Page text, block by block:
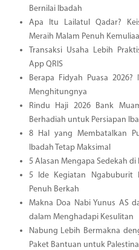
Bernilai Ibadah
Apa Itu Lailatul Qadar?
Meraih Malam Penuh
Transaksi Usaha Lebih
App QRIS
Berapa Fidyah Puasa
Menghitungnya
Rindu Haji 2026 Bank
Berhadiah untuk Persiapan
8 Hal yang Membatalkan
Ibadah Tetap Maksimal
5 Alasan Mengapa Sedekah
5 Ide Kegiatan Ngabuburit
Penuh Berkah
Makna Doa Nabi Yunus AS
dalam Menghadapi Kesulitan
Nabung Lebih Bermakna
Paket Bantuan untuk Palestina